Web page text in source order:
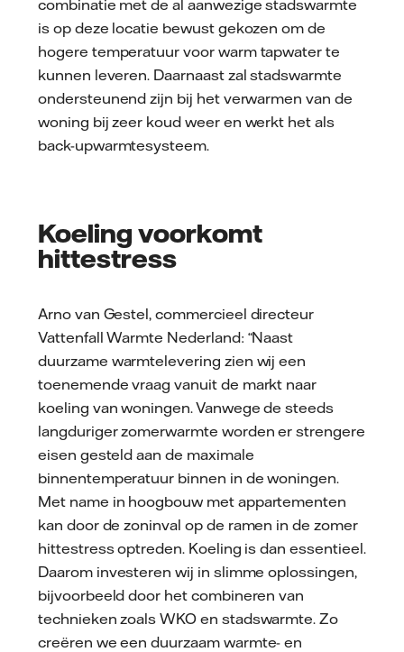
combinatie met de al aanwezige stadswarmte
is op deze locatie bewust gekozen om de
hogere temperatuur voor warm tapwater te
kunnen leveren. Daarnaast zal stadswarmte
ondersteunend zijn bij het verwarmen van de
woning bij zeer koud weer en werkt het als
back-upwarmtesysteem.
Koeling voorkomt
hittestress
Arno van Gestel, commercieel directeur
Vattenfall Warmte Nederland: “Naast
duurzame warmtelevering zien wij een
toenemende vraag vanuit de markt naar
koeling van woningen. Vanwege de steeds
langduriger zomerwarmte worden er strengere
eisen gesteld aan de maximale
binnentemperatuur binnen in de woningen.
Met name in hoogbouw met appartementen
kan door de zoninval op de ramen in de zomer
hittestress optreden. Koeling is dan essentieel.
Daarom investeren wij in slimme oplossingen,
bijvoorbeeld door het combineren van
technieken zoals WKO en stadswarmte. Zo
creëren we een duurzaam warmte- en